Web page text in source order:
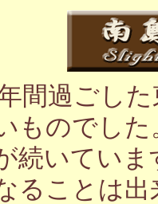
間過ごし
ものでし
続いてい
ることは